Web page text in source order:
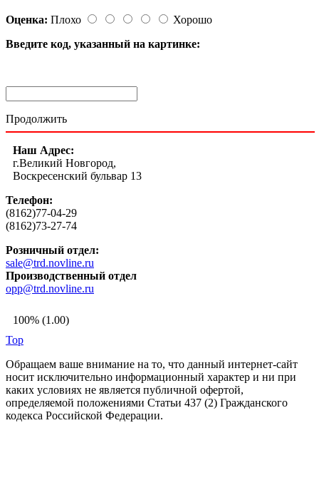
Оценка: Плохо
Хорошо
Введите код, указанный на картинке:
Продолжить
Наш Адрес:
г.Великий Новгород,
Воскресенский бульвар 13
Телефон:
(8162)77-04-29
(8162)73-27-74
Розничный отдел:
sale@trd.novline.ru
Производственный отдел
opp@trd.novline.ru
100% (1.00)
Top
Обращаем ваше внимание на то, что данный интернет-сайт
носит исключительно информационный характер и ни при
каких условиях не является публичной офертой,
определяемой положениями Статьи 437 (2) Гражданского
кодекса Российской Федерации.